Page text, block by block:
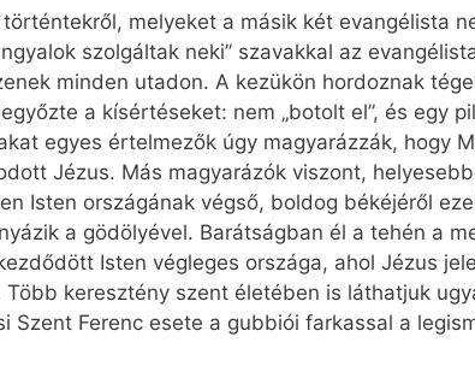
melyeket a másik két evangélista
szolgáltak neki” szavakkal az
minden utadon. A kezükön hordoznak
a kísértéseket: nem „botolt el”, és egy
egyes értelmezők úgy magyarázzák, hogy
Jézus. Más magyarázók viszont,
Isten országának végső, boldog békéjéről
a gödölyével. Barátságban él a tehén a
Isten végleges országa, ahol Jézus
keresztény szent életében is láthatjuk
Szent Ferenc esete a gubbiói farkassal a